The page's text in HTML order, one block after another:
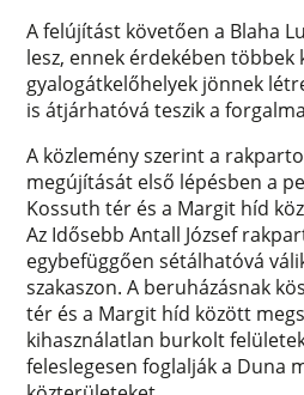
A felújítást követően a Blaha
lesz, ennek érdekében többek
gyalogátkelőhelyek jönnek
is átjárhatóvá teszik a
A közlemény szerint a
megújítását első lépésben a
Kossuth tér és a Margit híd
Az Idősebb Antall József
egybefüggően sétálhatóvá
szakaszon. A beruházásnak
tér és a Margit híd között
kihasználatlan burkolt
feleslegesen foglalják a Duna